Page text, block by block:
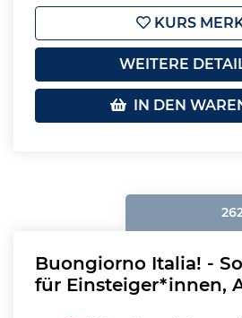
KURS
WEITERE
IN DEN
Buongiorno Italia! -
für Einsteiger*innen,